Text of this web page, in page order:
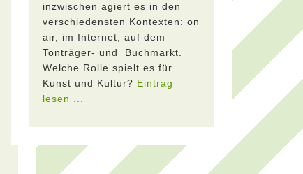
inzwischen agiert es in den
verschiedensten Kontexten: on
air, im Internet, auf dem
Tonträger- und Buchmarkt.
Welche Rolle spielt es für
Kunst und Kultur? Eintrag
lesen ...